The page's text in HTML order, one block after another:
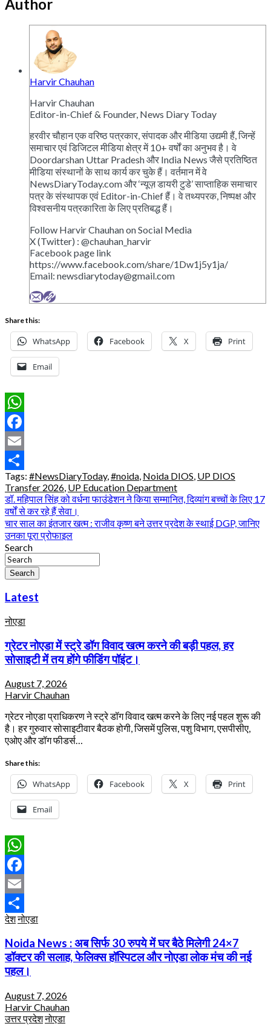
Author
Harvir Chauhan
Harvir Chauhan
Editor-in-Chief & Founder, News Diary Today
हरवीर चौहान एक वरिष्ठ पत्रकार, संपादक और मीडिया उद्यमी हैं, जिन्हें
समाचार एवं डिजिटल मीडिया क्षेत्र में 10+ वर्षों का अनुभव है। वे
Doordarshan Uttar Pradesh और India News जैसे प्रतिष्ठित
मीडिया संस्थानों के साथ कार्य कर चुके हैं। वर्तमान में वे
NewsDiaryToday.com और ‘न्यूज़ डायरी टुडे’ साप्ताहिक समाचार
पत्र के संस्थापक एवं Editor-in-Chief हैं। वे तथ्यपरक, निष्पक्ष और
विश्वसनीय पत्रकारिता के लिए प्रतिबद्ध हैं।
Follow Harvir Chauhan on Social Media
X (Twitter) : @chauhan_harvir
Facebook page link
https://www.facebook.com/share/1Dw1j5y1ja/
Email: newsdiarytoday@gmail.com
Share this:
WhatsApp Facebook X Print
Email
WhatsApp
Facebook
Email
Share
Tags: #NewsDiaryToday, #noida Noida DIOS UP DIOS
Transfer 2026 UP Education Department
Post
navigation
डॉ. महिपाल सिंह को वर्धना फाउंडेशन ने किया सम्मानित, दिव्यांग बच्चों के लिए 17
वर्षों से कर रहे हैं सेवा।
चार साल का इंतजार खत्म : राजीव कृष्ण बने उत्तर प्रदेश के स्थाई DGP, जानिए
उनका पूरा प्रोफाइल
Search
Search
Latest
नोएडा
ग्रेटर नोएडा में स्ट्रे डॉग विवाद खत्म करने की बड़ी पहल, हर
सोसाइटी में तय होंगे फीडिंग पॉइंट।
August 7, 2026
Harvir Chauhan
ग्रेटर नोएडा प्राधिकरण ने स्ट्रे डॉग विवाद खत्म करने के लिए नई पहल शुरू की
है। हर गुरुवार सोसाइटीवार बैठक होगी, जिसमें पुलिस, पशु विभाग, एसपीसीए,
एओए और डॉग फीडर्स…
Share this:
WhatsApp Facebook X Print
Email
WhatsApp
Facebook
Email
Share
देशनोएडा
Noida News : अब सिर्फ 30 रुपये में घर बैठे मिलेगी 24×7
डॉक्टर की सलाह, फेलिक्स हॉस्पिटल और नोएडा लोक मंच की नई
पहल।
August 7, 2026
Harvir Chauhan
उत्तर प्रदेशनोएडा